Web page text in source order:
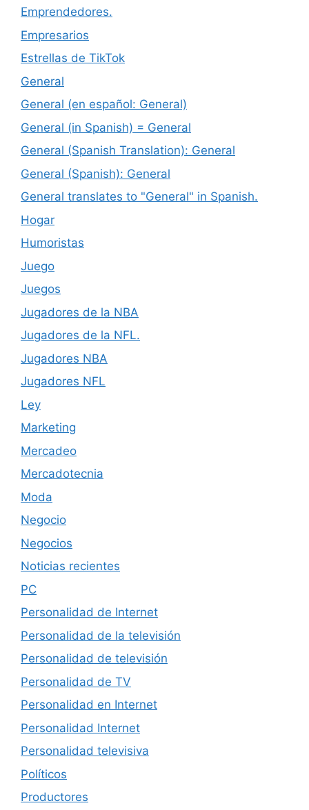
Emprendedores.
Empresarios
Estrellas de TikTok
General
General (en español: General)
General (in Spanish) = General
General (Spanish Translation): General
General (Spanish): General
General translates to "General" in Spanish.
Hogar
Humoristas
Juego
Juegos
Jugadores de la NBA
Jugadores de la NFL.
Jugadores NBA
Jugadores NFL
Ley
Marketing
Mercadeo
Mercadotecnia
Moda
Negocio
Negocios
Noticias recientes
PC
Personalidad de Internet
Personalidad de la televisión
Personalidad de televisión
Personalidad de TV
Personalidad en Internet
Personalidad Internet
Personalidad televisiva
Políticos
Productores